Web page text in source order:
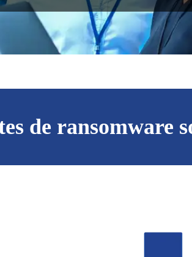
de ransomware